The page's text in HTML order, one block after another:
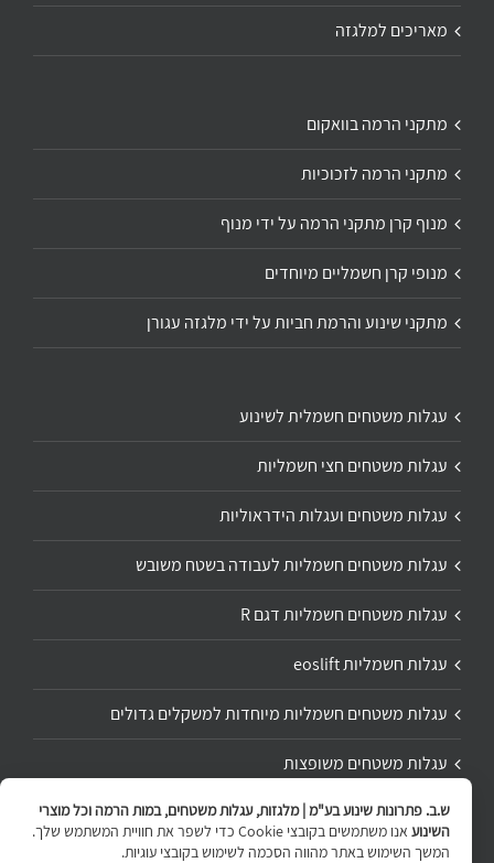
מאריכים למלגזה
מתקני הרמה בוואקום
מתקני הרמה לזכוכיות
מנוף קרן מתקני הרמה על ידי מנוף
מנופי קרן חשמליים מיוחדים
מתקני שינוע והרמת חביות על ידי מלגזה עגורן
עגלות משטחים חשמלית לשינוע
עגלות משטחים חצי חשמליות
עגלות משטחים ועגלות הידראוליות
עגלות משטחים חשמליות לעבודה בשטח משובש
עגלות משטחים חשמליות דגם R
עגלות חשמליות eoslift
עגלות משטחים חשמליות מיוחדות למשקלים גדולים
עגלות משטחים משופצות
תיקון ושיפוץ עגלת משטחים
ש.ב. פתרונות שינוע בע"מ | מלגזות, עגלות משטחים, במות הרמה וכל מוצרי
השינוע
אנו משתמשים בקובצי Cookie כדי לשפר את חוויית המשתמש שלך.
המשך השימוש באתר מהווה הסכמה לשימוש בקובצי עוגיות.